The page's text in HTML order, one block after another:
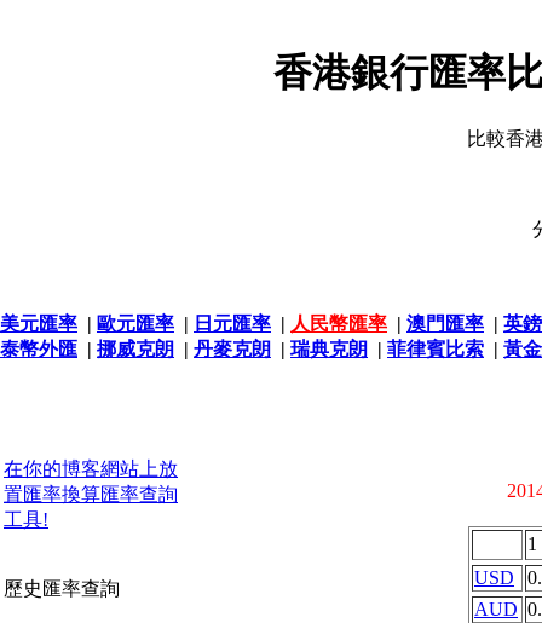
香港銀行匯率
比較香
美元匯率 | 歐元匯率 | 日元匯率 | 人民幣匯率 | 澳門匯率 | 英
泰幣外匯 | 挪威克朗 | 丹麥克朗 | 瑞典克朗 | 菲律賓比索 | 黃
在你的博客網站上放
置匯率換算匯率查詢
工具!
歷史匯率查詢
1
USD
AUD